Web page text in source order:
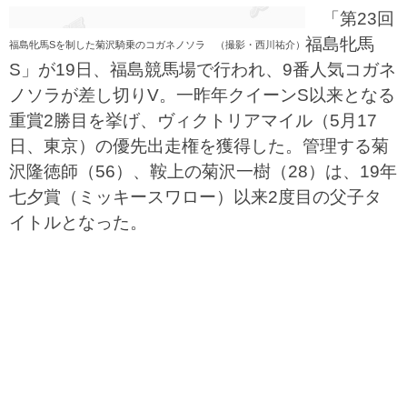
福島牝馬Sを制した菊沢騎乗のコガネノソラ （撮影・西川祐介）
「第23回
福島牝馬
S」が19日、福島競馬場で行われ、9番人気コガネ
ノソラが差し切りV。一昨年クイーンS以来となる
重賞2勝目を挙げ、ヴィクトリアマイル（5月17
日、東京）の優先出走権を獲得した。管理する菊
沢隆徳師（56）、鞍上の菊沢一樹（28）は、19年
七夕賞（ミッキースワロー）以来2度目の父子タ
イトルとなった。